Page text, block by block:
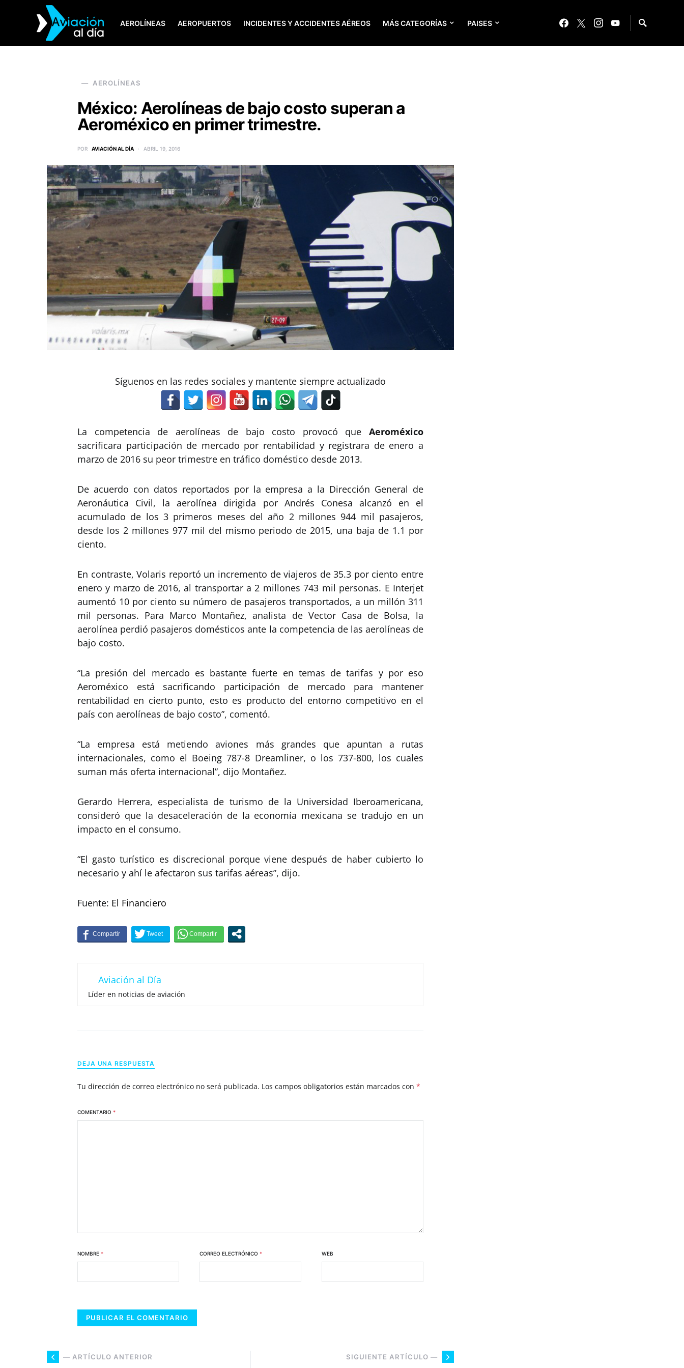
AEROLÍNEAS AEROPUERTOS INCIDENTES Y ACCIDENTES AÉREOS MÁS CATEGORÍAS PAISES
SEARCH FOR:
AEROLÍNEAS
México: Aerolíneas de bajo costo superan a
Aeroméxico en primer trimestre.
POR AVIACIÓN AL DÍA ABRIL 19, 2016
Síguenos en las redes sociales y mantente siempre actualizado
La competencia de aerolíneas de bajo costo provocó que Aeroméxico
sacrificara participación de mercado por rentabilidad y registrara de enero a
marzo de 2016 su peor trimestre en tráfico doméstico desde 2013.
De acuerdo con datos reportados por la empresa a la Dirección General de
Aeronáutica Civil, la aerolínea dirigida por Andrés Conesa alcanzó en el
acumulado de los 3 primeros meses del año 2 millones 944 mil pasajeros,
desde los 2 millones 977 mil del mismo periodo de 2015, una baja de 1.1 por
ciento.
En contraste, Volaris reportó un incremento de viajeros de 35.3 por ciento entre
enero y marzo de 2016, al transportar a 2 millones 743 mil personas. E Interjet
aumentó 10 por ciento su número de pasajeros transportados, a un millón 311
mil personas. Para Marco Montañez, analista de Vector Casa de Bolsa, la
aerolínea perdió pasajeros domésticos ante la competencia de las aerolíneas de
bajo costo.
“La presión del mercado es bastante fuerte en temas de tarifas y por eso
Aeroméxico está sacrificando participación de mercado para mantener
rentabilidad en cierto punto, esto es producto del entorno competitivo en el
país con aerolíneas de bajo costo”, comentó.
“La empresa está metiendo aviones más grandes que apuntan a rutas
internacionales, como el Boeing 787-8 Dreamliner, o los 737-800, los cuales
suman más oferta internacional”, dijo Montañez.
Gerardo Herrera, especialista de turismo de la Universidad Iberoamericana,
consideró que la desaceleración de la economía mexicana se tradujo en un
impacto en el consumo.
“El gasto turístico es discrecional porque viene después de haber cubierto lo
necesario y ahí le afectaron sus tarifas aéreas”, dijo.
Fuente: El Financiero
Aviación al Día
Líder en noticias de aviación
DEJA UNA RESPUESTA
Tu dirección de correo electrónico no será publicada. Los campos obligatorios están marcados con *
COMENTARIO *
NOMBRE * CORREO ELECTRÓNICO * WEB
— ARTÍCULO ANTERIOR SIGUIENTE ARTÍCULO —